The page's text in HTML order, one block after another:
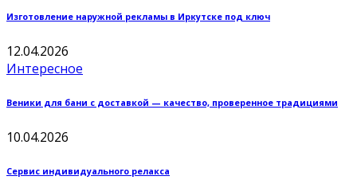
Изготовление наружной рекламы в Иркутске под ключ
12.04.2026
Интересное
Веники для бани с доставкой — качество, проверенное традициями
10.04.2026
Сервис индивидуального релакса